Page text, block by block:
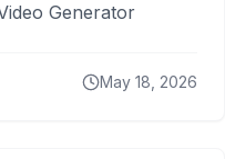
Generator
May 18, 2026